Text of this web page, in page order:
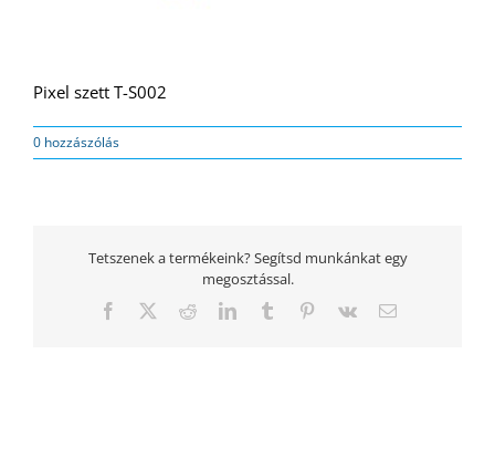
Pixel szett T-S002
0 hozzászólás
Tetszenek a termékeink? Segítsd munkánkat egy
megosztással.
Facebook
TwitterRedditLinkedInTumblr Pinterest
Vk Email: